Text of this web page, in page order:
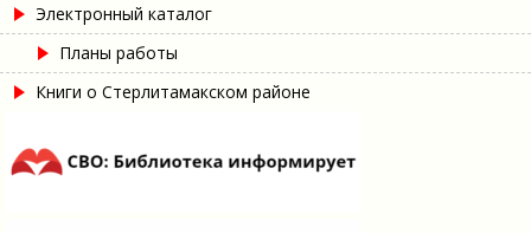
Электронный каталог
Планы работы
Книги о Стерлитамакском районе